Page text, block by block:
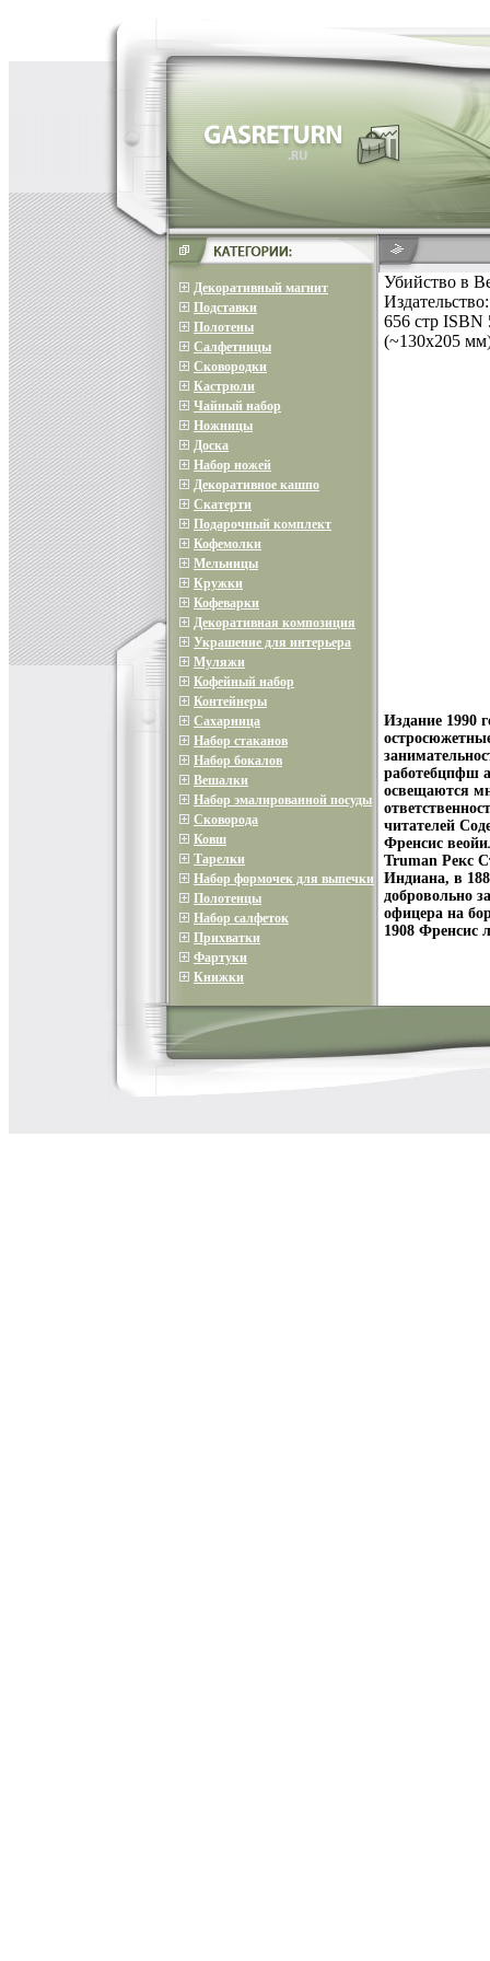
Декоративный магнит
Подставки
Полотены
Салфетницы
Сковородки
Кастрюли
Чайный набор
Ножницы
Доска
Набор ножей
Декоративное кашпо
Скатерти
Подарочный комплект
Кофемолки
Мельницы
Кружки
Кофеварки
Декоративная композиция
Украшение для интерьера
Муляжи
Кофейный набор
Контейнеры
Сахарница
Набор стаканов
Набор бокалов
Вешалки
Набор эмалированной посуды
Сковорода
Ковш
Тарелки
Набор формочек для выпечки
Полотенцы
Набор салфеток
Прихватки
Фартуки
Книжки
Убийство в
656 стр ISBN
(~130х205
Издание 1990
работебцпфш
освещаются
читателей
Френсис
Truman Рекс
Индиана, в
добровольно
офицера на
1908 Френсис